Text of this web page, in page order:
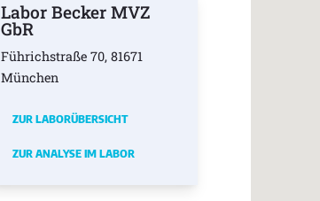
Labor Becker MVZ
GbR
Führichstraße 70, 81671
München
ZUR LABORÜBERSICHT
ZUR ANALYSE IM LABOR